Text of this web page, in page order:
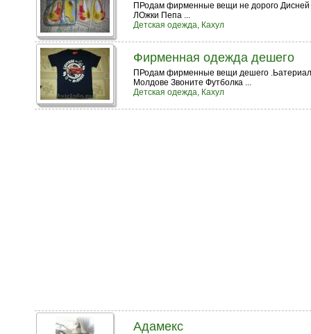
ПРодам фирменные вещи не дорого
ЛОжки Пепа ...
Детская одежда, Кахул
Фирменная одежда дешего
ПРодам фирменные вещи дешего
Молдове Звоните Футболка ...
Детская одежда, Кахул
Адамекс